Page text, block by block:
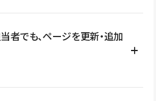
ください。
の期間、CMS利用数の上限、権限
異なります。詳しくは料金プランペ
者でも、ページを更新・追加